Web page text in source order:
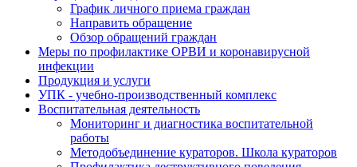
График личного приема граждан
Направить обращение
Обзор обращений граждан
Меры по профилактике ОРВИ и коронавирусной
инфекции
Продукция и услуги
УПК - учебно-производственный комплекс
Воспитательная деятельность
Мониторинг и диагностика воспитательной
работы
Методобъединение кураторов. Школа кураторов